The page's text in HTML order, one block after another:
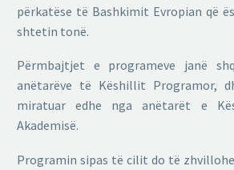
përkatëse të Bashkimit Evropian që
shtetin tonë.
Përmbajtjet e programeve janë
anëtarëve të Këshillit Programor,
miratuar edhe nga anëtarët e
Akademisë.
Programin sipas të cilit do të